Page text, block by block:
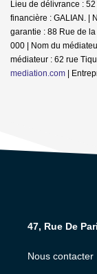
Lieu de délivrance :
financière : GALIAN. |
garantie : 88 Rue de
000 | Nom du
médiateur : 62 rue
mediation.com
47, Rue De
Nous contacter